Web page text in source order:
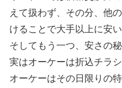
えて扱わず、その分、他
けることで大手以上に安
そしてもう一つ、安さの
実はオーケーは折込チラ
オーケーはその日限りの